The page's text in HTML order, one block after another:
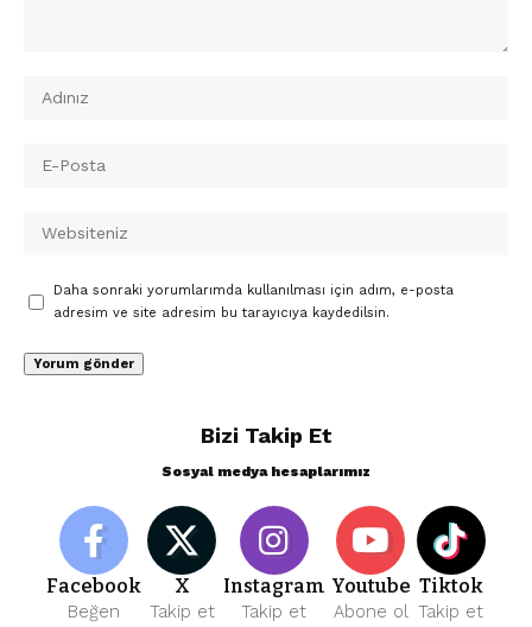
Daha sonraki yorumlarımda kullanılması için adım, e-posta
adresim ve site adresim bu tarayıcıya kaydedilsin.
Bizi Takip Et
Sosyal medya hesaplarımız
Facebook
Beğen
X
Takip et
Instagram
Takip et
Youtube
Abone ol
Tiktok
Takip et